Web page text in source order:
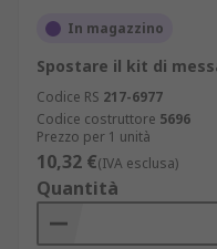
In magazzino
Spostare il kit di
Codice RS 217-6977
Codice costruttore 5696
Prezzo per 1 unità
10,32 €(IVA esclusa)
Quantità